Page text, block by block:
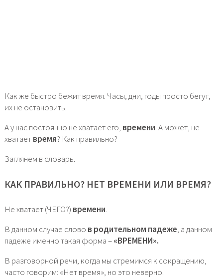
Как же быстро бежит время. Часы, дни, годы просто бегут,
их не остановить.
А у нас постоянно не хватает его, времени. А может, не
хватаетвремя? Как правильно?
Заглянем в словарь.
КАК ПРАВИЛЬНО? НЕТ ВРЕМЕНИ ИЛИ ВРЕМЯ?
Не хватает (ЧЕГО?) времени.
В данном случае слово в родительном падеже, а данном
падеже именно такая форма –«ВРЕМЕНИ».
В разговорной речи, когда мы стремимся к сокращению,
часто говорим: «Нет время», но это неверно.